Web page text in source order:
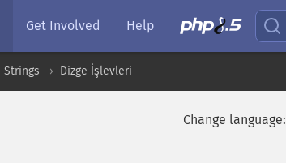
Get Involved Help
Strings Dizge İşlevleri
Change language: